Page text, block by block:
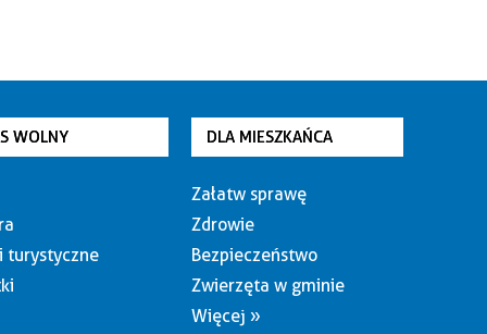
WOLNY
turystyczne
DLA MIESZKAŃCA
Załatw sprawę
Zdrowie
Bezpieczeństwo
Zwierzęta w gminie
Więcej »